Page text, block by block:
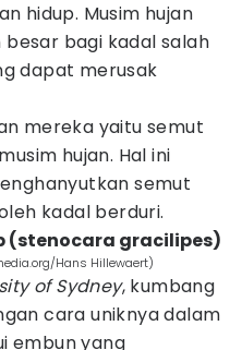
hidup. Musim hujan
bagi kadal salah
dapat merusak
mereka yaitu semut
hujan. Hal ini
semut
kadal berduri.
(stenocara gracilipes)
Hans Hillewaert)
of Sydney, kumbang
cara uniknya dalam
embun yang